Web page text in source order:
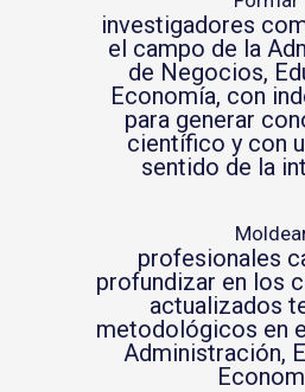
investigadores
el campo de la
de Negocios,
Economía, con
para generar
científico y con
sentido de la
profesionales
profundizar en los
actualizados
metodológicos en
Administración,